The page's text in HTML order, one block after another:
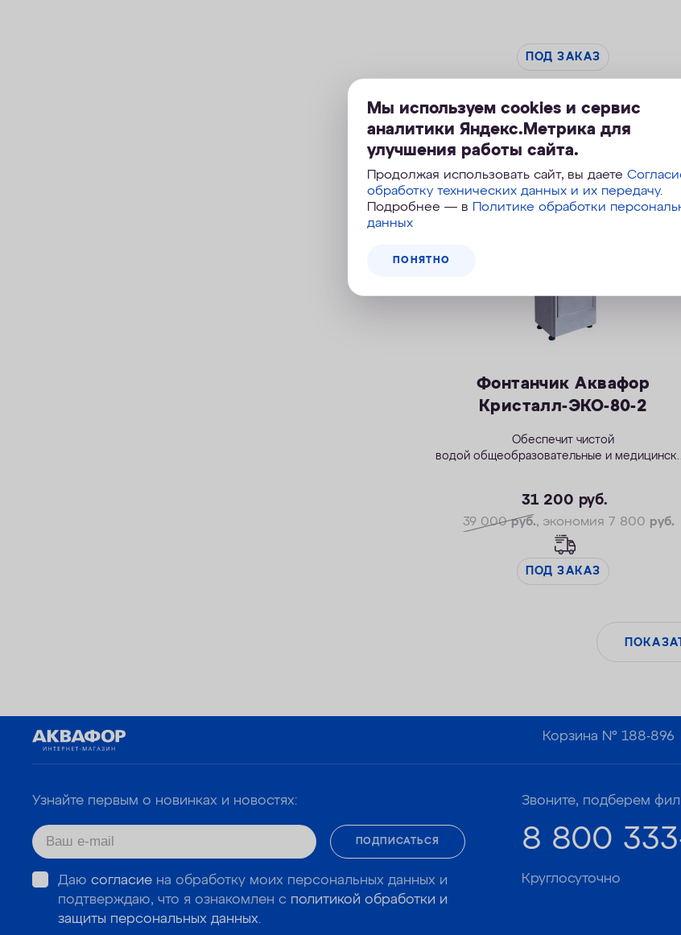
ПОД ЗАКАЗ
Скидка
Фонтанчик Аквафор
Кристалл-ЭКО-80-2
Обеспечит чистой
водой общеобразовательные и
31 200 руб.
39 000руб., экономия 7 800 руб.
ПОД ЗАКАЗ
Мы используем cookies и сервис
аналитики Яндекс.Метрика для
улучшения работы сайта.
Продолжая использовать сайт, вы даете
обработку технических данных и их передачу.
Подробнее — в
Политике обработки
данных
ПОНЯТНО
Корзина №188-896
Узнайте первым о новинках и новостях:
ПОДПИСАТЬСЯ
Даю согласиена обработку моих персональных данных и
подтверждаю, что я ознакомлен с политикой обработки и
защиты персональных данных.
Звоните, подберем
8 800
Круглосуточно